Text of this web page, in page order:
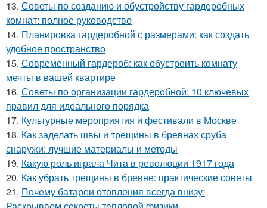
13. Советы по созданию и обустройству гардеробных
комнат: полное руководство
14. Планировка гардеробной с размерами: как создать
удобное пространство
15. Современный гардероб: как обустроить комнату
мечты в вашей квартире
16. Советы по организации гардеробной: 10 ключевых
правил для идеального порядка
17. Культурные мероприятия и фестивали в Москве
18. Как заделать швы и трещины в бревнах сруба
снаружи: лучшие материалы и методы
19. Какую роль играла Чита в революции 1917 года
20. Как убрать трещины в бревне: практические советы
21. Почему батареи отопления всегда внизу: